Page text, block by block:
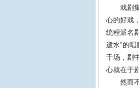
戏剧集
心的好戏
统程派名
逝水”的
千场，剧
心就在于
然而不